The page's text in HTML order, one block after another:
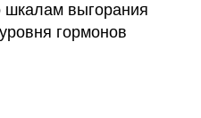
шкалам выгорания
гормонов